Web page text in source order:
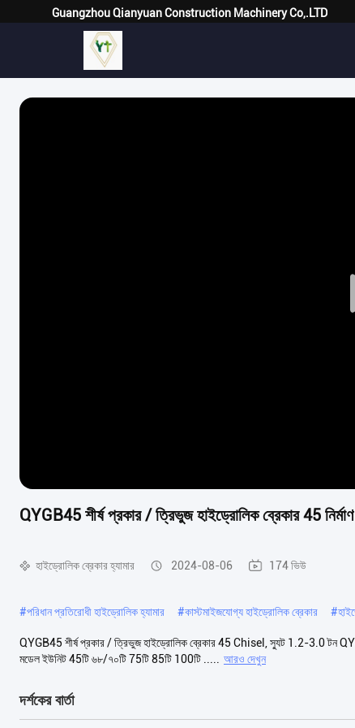
Guangzhou Qianyuan Construction Machinery Co,.LTD
QYGB45 শীর্ষ প্রকার / ত্রিভুজ হাইড্রোলিক ব্রেকার 45
হাইড্রোলিক ব্রেকার হ্যামার 2024-08-06 174 ভিউ
#পরিধান প্রতিরোধী হাইড্রোলিক হ্যামার #কাস্টমাইজযোগ্য হাইড্রোলিক ব্রেকার #
QYGB45 শীর্ষ প্রকার / ত্রিভুজ হাইড্রোলিক ব্রেকার 45 Chisel, স্যুট 1.2-3.0 টন
মডেল ইউনিট 45টি ৬৮/৭০টি 75টি 85টি 100টি ..... আরও দেখুন
দর্শকের বার্তা